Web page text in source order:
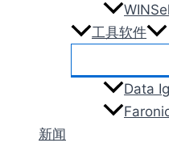
工具软件
Data
新闻